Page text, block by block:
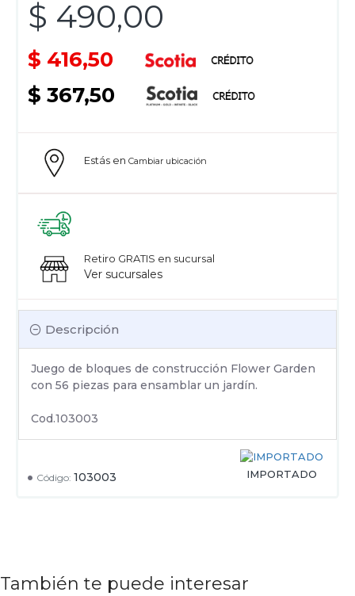
Código: 103003 IMPORTADO
$ 490,00
$ 416,50
$ 367,50
Descripción
Juego de bloques de construcción Flower Garden
con 56 piezas para ensamblar un jardín.
Cod.103003
Estás en Cambiar ubicación
Retiro GRATIS en sucursal
Ver sucursales
También te puede interesar